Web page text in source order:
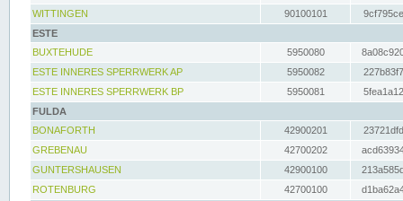
WITTINGEN
90100101
ESTE
BUXTEHUDE
5950080
ESTE INNERES SPERRWERK AP
5950082
ESTE INNERES SPERRWERK BP
5950081
FULDA
BONAFORTH
42900201
GREBENAU
42700202
GUNTERSHAUSEN
42900100
ROTENBURG
42700100